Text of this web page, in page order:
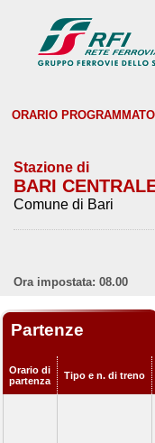
ORARIO
Stazione di
BARI
Comune di Bari
Ora impostata: 08.00
Partenze
Orario di
partenza
Tipo e n. di treno